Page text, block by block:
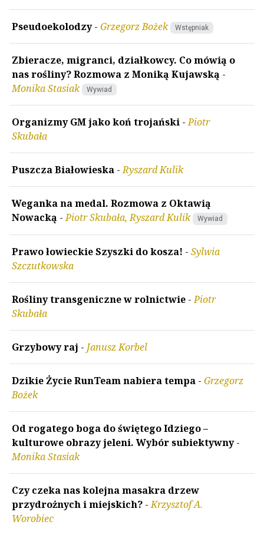
Pseudoekolodzy- Grzegorz Bożek Wstępniak
Zbieracze, migranci, działkowcy. Co mówią o
nas rośliny? Rozmowa z Moniką Kujawską -
Monika Stasiak
Wywiad
Organizmy GM jako koń trojański -Piotr
Skubała
Puszcza Białowieska -Ryszard Kulik
Weganka na medal. Rozmowa z Oktawią
Nowacką -Piotr Skubała, Ryszard Kulik Wywiad
Prawo łowieckie Szyszki do kosza! - Sylwia
Szczutkowska
Rośliny transgeniczne w rolnictwie -Piotr
Skubała
Grzybowy raj - Janusz Korbel
Dzikie Życie RunTeam nabiera tempa - Grzegorz
Bożek
Od rogatego boga do świętego Idziego –
kulturowe obrazy jeleni. Wybór subiektywny-
Monika Stasiak
Czy czeka nas kolejna masakra drzew
przydrożnych i miejskich? -Krzysztof A.
Worobiec